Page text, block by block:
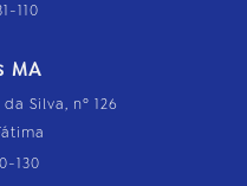
110
MA
Silva, nº 126
130